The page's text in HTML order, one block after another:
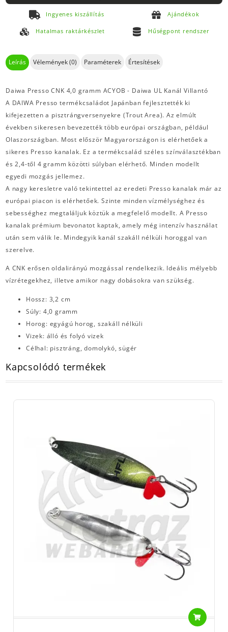
Ingyenes kiszállítás Ajándékok
Hatalmas raktárkészlet Hűségpont rendszer
Leírás Vélemények (0) Paraméterek Értesítések
Daiwa Presso CNK 4,0 gramm ACYOB - Daiwa UL Kanál Villantó
A DAIWA Presso termékcsaládot Japánban fejlesztették ki
kifejezetten a pisztrángversenyekre (Trout Area). Az elmúlt
években sikeresen bevezették több európai országban, például
Olaszországban. Most először Magyarországon is elérhetőek a
sikeres Presso kanalak. Ez a termékcsalád széles színválasztékban
és 2,4-től 4 gramm közötti súlyban elérhető. Minden modellt
egyedi mozgás jellemez.
A nagy keresletre való tekintettel az eredeti Presso kanalak már az
európai piacon is elérhetőek. Szinte minden vízmélységhez és
sebességhez megtaláljuk köztük a megfelelő modellt. A Presso
kanalak prémium bevonatot kaptak, amely még intenzív használat
után sem válik le. Mindegyik kanál szakáll nélküli horoggal van
szerelve.
A CNK erősen oldalirányú mozgással rendelkezik. Ideális mélyebb
vízrétegekhez, illetve amikor nagy dobásokra van szükség.
Hossz: 3,2 cm
Súly: 4,0 gramm
Horog: egyágú horog, szakáll nélküli
Vizek: álló és folyó vizek
Célhal: pisztráng, domolykó, sügér
Kapcsolódó termékek